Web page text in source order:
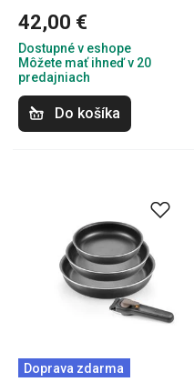
42,00 €
Dostupné v eshope
Môžete mať ihneď v 20
predajniach
Do košíka
Doprava zdarma